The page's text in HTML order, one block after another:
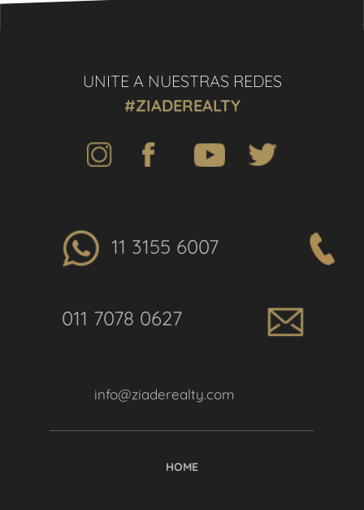
UNITE A NUESTRAS REDES
#ZIADEREALTY
11 3155 6007
011 7078 0627
info@ziaderealty.com
HOME